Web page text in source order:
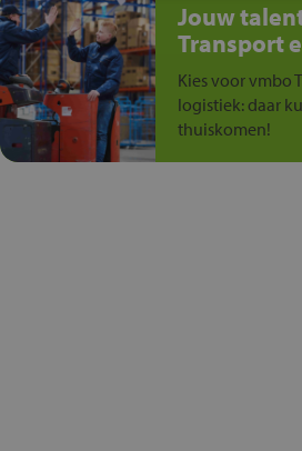
Jouw
Transport
Kies voor vmbo
logistiek: daar
thuiskomen!